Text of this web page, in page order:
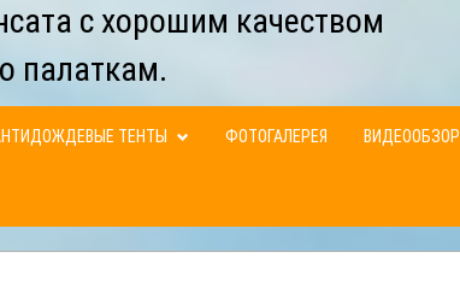
с хорошим качеством
палаткам.
ТЕНТЫ ФОТОГАЛЕРЕЯ ВИДЕООБЗОР